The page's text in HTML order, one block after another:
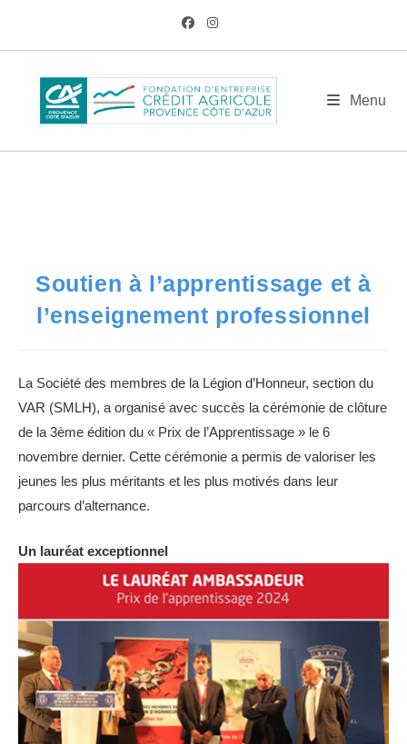
content
Menu
BLOG
PM / Nov Actualités / Soutien à l’apprentissage et à
Soutien à l’apprentissage et à
l’enseignement professionnel
La Société des membres de la Légion d’Honneur, section du
VAR (SMLH), a organisé avec succès la cérémonie de clôture
de la 3ème édition du « Prix de l’Apprentissage » le 6
novembre dernier. Cette cérémonie a permis de valoriser les
jeunes les plus méritants et les plus motivés dans leur
parcours d’alternance.
Un lauréat exceptionnel